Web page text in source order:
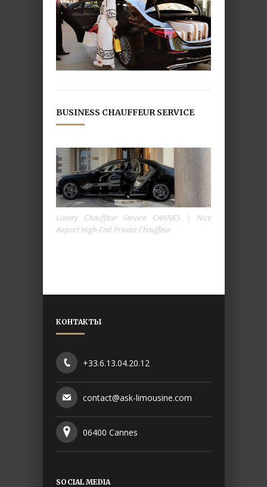
BUSINESS CHAUFFEUR SERVICE
Luxury Chauffeur Service CANNES | Nice
Airport High-End Private Chauffeur
КОНТАКТЫ
+33.6.13.04.20.12
contact@ask-limousine.com
06400 Cannes
SOCIAL MEDIA